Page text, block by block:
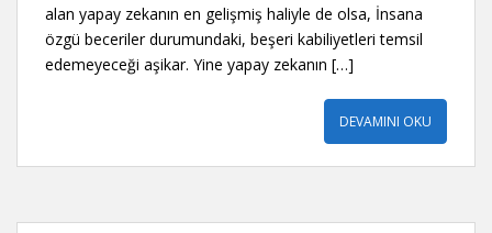
alan yapay zekanın en gelişmiş haliyle de olsa, İnsana
özgü beceriler durumundaki, beşeri kabiliyetleri temsil
edemeyeceği aşikar. Yine yapay zekanın […]
DEVAMINI OKU